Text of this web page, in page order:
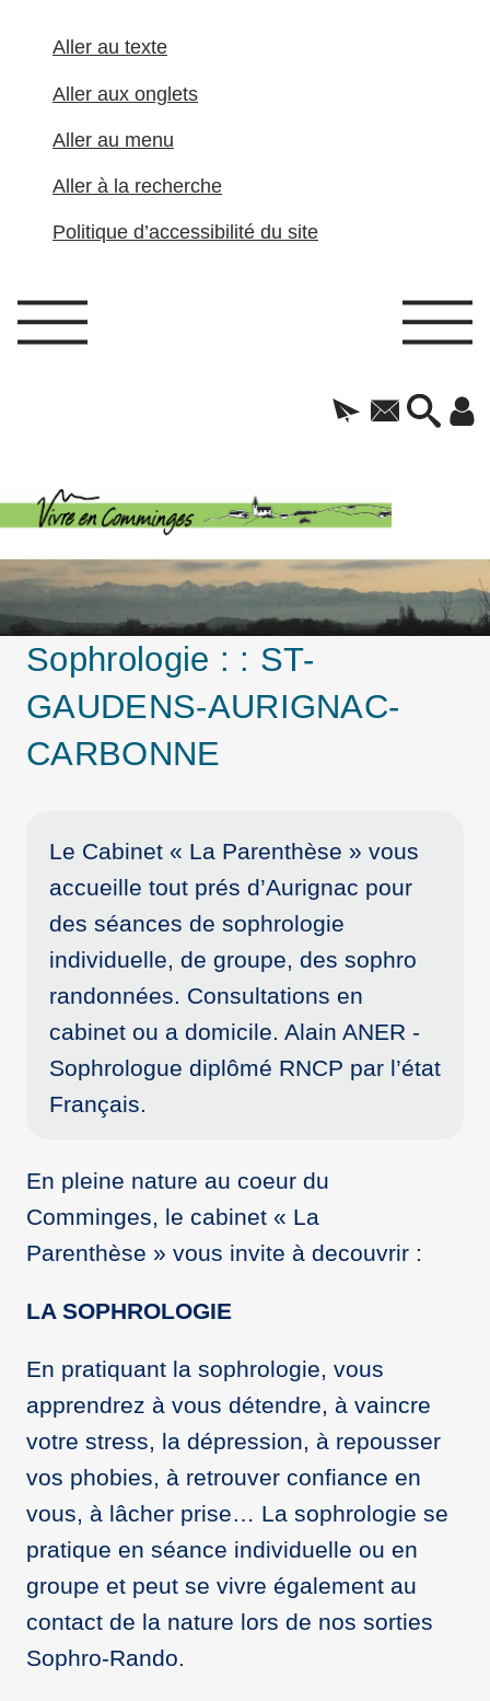
Aller au texte
Aller aux onglets
Aller au menu
Aller à la recherche
Politique d’accessibilité du site
Sophrologie : : ST-
GAUDENS-AURIGNAC-
CARBONNE
Le Cabinet « La Parenthèse » vous
accueille tout prés d’Aurignac pour
des séances de sophrologie
individuelle, de groupe, des sophro
randonnées. Consultations en
cabinet ou a domicile. Alain ANER -
Sophrologue diplômé RNCP par l’état
Français.
En pleine nature au coeur du
Comminges, le cabinet « La
Parenthèse » vous invite à decouvrir :
LA SOPHROLOGIE
En pratiquant la sophrologie, vous
apprendrez à vous détendre, à vaincre
votre stress, la dépression, à repousser
vos phobies, à retrouver confiance en
vous, à lâcher prise… La sophrologie se
pratique en séance individuelle ou en
groupe et peut se vivre également au
contact de la nature lors de nos sorties
Sophro-Rando.